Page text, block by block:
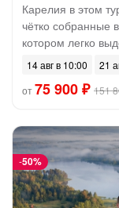
Карелия в этом
чётко собранные
котором легко
14 авг в 10:00
21
от75 900 ₽ 151
-50%